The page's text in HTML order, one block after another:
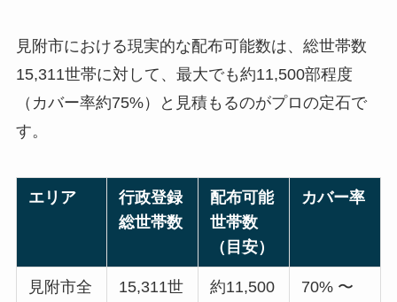
見附市における現実的な配布可能数は、総世帯数
15,311世帯に対して、最大でも約11,500部程度
（カバー率約75%）と見積もるのがプロの定石で
す。
エリア
行政登録
総世帯数
配布可能
世帯数
（目安）
カバー率
見附市全
15,311世
約11,500
70% 〜